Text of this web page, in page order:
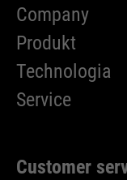
Cel
Company
Produkt
Technologia
Service
Customer